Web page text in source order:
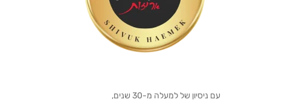
עם ניסיון של למעלה מ-30 שנים,